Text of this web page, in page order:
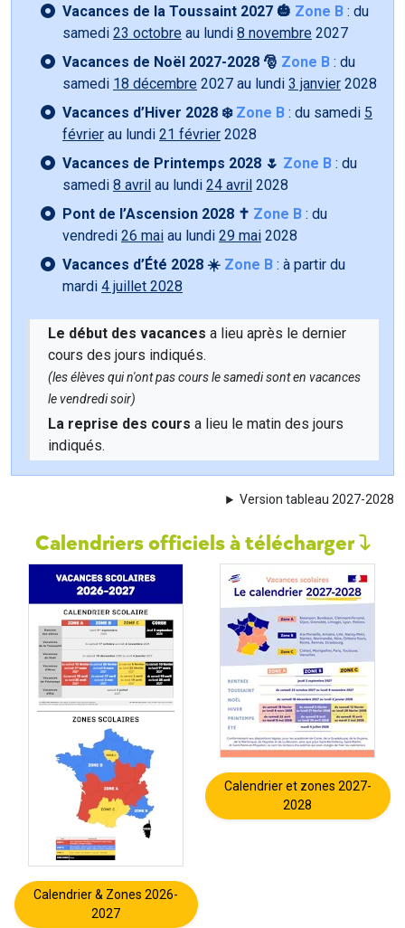
Vacances de la Toussaint 2027 🎃 Zone B : du
samedi 23 octobre au lundi 8 novembre 2027
Vacances de Noël 2027-2028 🎅 Zone B : du
samedi 18 décembre 2027 au lundi 3 janvier 2028
Vacances d’Hiver 2028 ❄️ Zone B : du samedi 5
février au lundi 21 février 2028
Vacances de Printemps 2028 🌷 Zone B : du
samedi 8 avril au lundi 24 avril 2028
Pont de l’Ascension 2028 ✝️ Zone B : du
vendredi 26 mai au lundi 29 mai 2028
Vacances d’Été 2028 ☀️ Zone B : à partir du
mardi 4 juillet 2028
Le début des vacances a lieu après le dernier
cours des jours indiqués.
(les élèves qui n'ont pas cours le samedi sont en vacances
le vendredi soir)
La reprise des cours a lieu le matin des jours
indiqués.
Version tableau 2027-2028
Calendriers officiels à télécharger
Calendrier & Zones 2026-
2027
Calendrier et zones 2027-
2028